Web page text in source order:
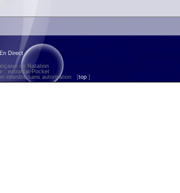
En Direct
de Natation
: extraNat-Pocket
interdite sans autorisation
[top ]